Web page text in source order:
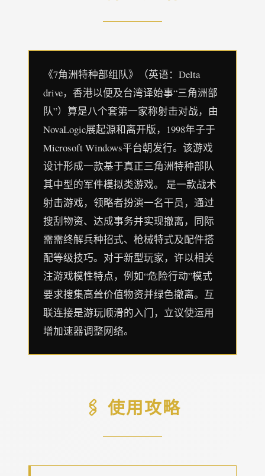
《7角洲特种部组队》（英语：Delta
drive，香港以便及台湾译始事“三角洲部
队”）算是八个套第一家称射击对战，由
NovaLogic展起源和离开版，1998年子于
Microsoft Windows平台朝发行。该游戏
设计形成一款基于真正三角洲特种部队
其中型的军件模拟类游戏。 是一款战术
射击游戏，领略者扮演一名干员，通过
搜刮物资、达成事务并实现撤离，同际
需需终解兵种招式、枪械特式及配件搭
配等级技巧。对于新型玩家，许以相关
注游戏模性特点，例如“危险行动”模式
要求搜集高耸价值物资并绿色撤离。互
联连接是游玩顺滑的入门，立议使运用
增加速器调整网络。
🖇️ 使用攻略